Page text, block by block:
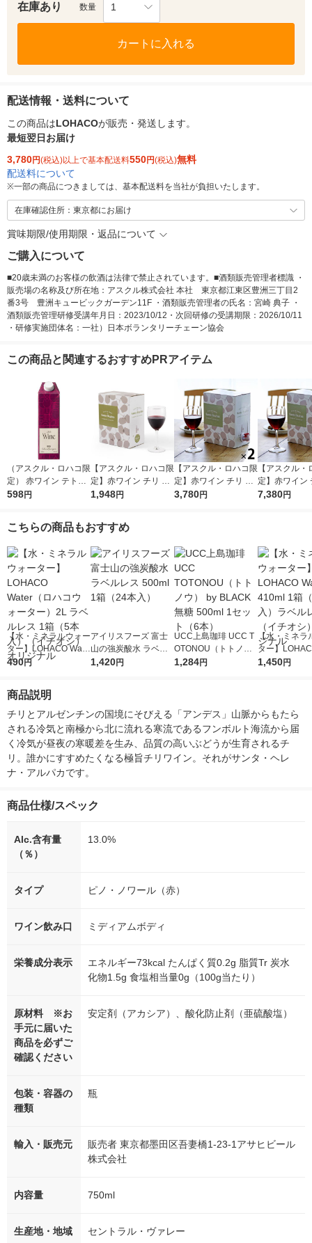
在庫あり 数量 1
カートに入れる
配送情報・送料について
この商品はLOHACOが販売・発送します。
最短翌日お届け
3,780円(税込)以上で基本配送料550円(税込)無料
配送料について
※一部の商品につきましては、基本配送料を当社が負担いたします。
在庫確認住所：東京都にお届け
賞味期限/使用期限・返品について
ご購入について
■20歳未満のお客様の飲酒は法律で禁止されています。■酒類販売管理者標識 ・
販売場の名称及び所在地：アスクル株式会社 本社 東京都江東区豊洲三丁目2
番3号 豊洲キュービックガーデン11F ・酒類販売管理者の氏名：宮崎 典子 ・
酒類販売管理研修受講年月日：2023/10/12・次回研修の受講期限：2026/10/11
・研修実施団体名：一社）日本ボランタリーチェーン協会
この商品と関連するおすすめPRアイテム
（アスクル・ロハコ限
定） 赤ワイン テトラ
ワイン チリ 紙パック
ナル
598円
【アスクル・ロハコ限
定】赤ワイン チリ サ
ンタ レジーナ BIB カ
オリジナル
1,948円
【アスクル・ロハコ限
定】赤ワイン チリ サ
ンタ レジーナ BIB カ
3,780円
【アスクル・
定】赤ワイン
ンタ レジーナ
7,380円
こちらの商品もおすすめ
【水・ミネラルウォー
ター】LOHACO Wate
r（ロハコウォータ
シ） オリジナル
490円
アイリスフーズ 富士
山の強炭酸水 ラベル
レス 500ml 1箱（24
1,420円
UCC上島珈琲 UCC T
OTONOU（トトノ
ウ） by BLACK無糖 5
1,284円
【水・ミネラ
ター】
r 410ml 1箱（
1,450円
商品説明
チリとアルゼンチンの国境にそびえる「アンデス」山脈からもたら
される冷気と南極から北に流れる寒流であるフンボルト海流から届
く冷気が昼夜の寒暖差を生み、品質の高いぶどうが生育されるチ
リ。誰かにすすめたくなる極旨チリワイン。それがサンタ・ヘレ
ナ・アルパカです。
商品仕様/スペック
Alc.含有量
（％）
13.0%
タイプ ピノ・ノワール（赤）
ワイン飲み口 ミディアムボディ
栄養成分表示
エネルギー73kcal たんぱく質0.2g 脂質Tr 炭水
化物1.5g 食塩相当量0g（100g当たり）
原材料 ※お
手元に届いた
商品を必ずご
確認ください
安定剤（アカシア）、酸化防止剤（亜硫酸塩）
包装・容器の
種類
瓶
輸入・販売元
販売者 東京都墨田区吾妻橋1-23-1アサヒビール
株式会社
内容量 750ml
生産地・地域 セントラル・ヴァレー